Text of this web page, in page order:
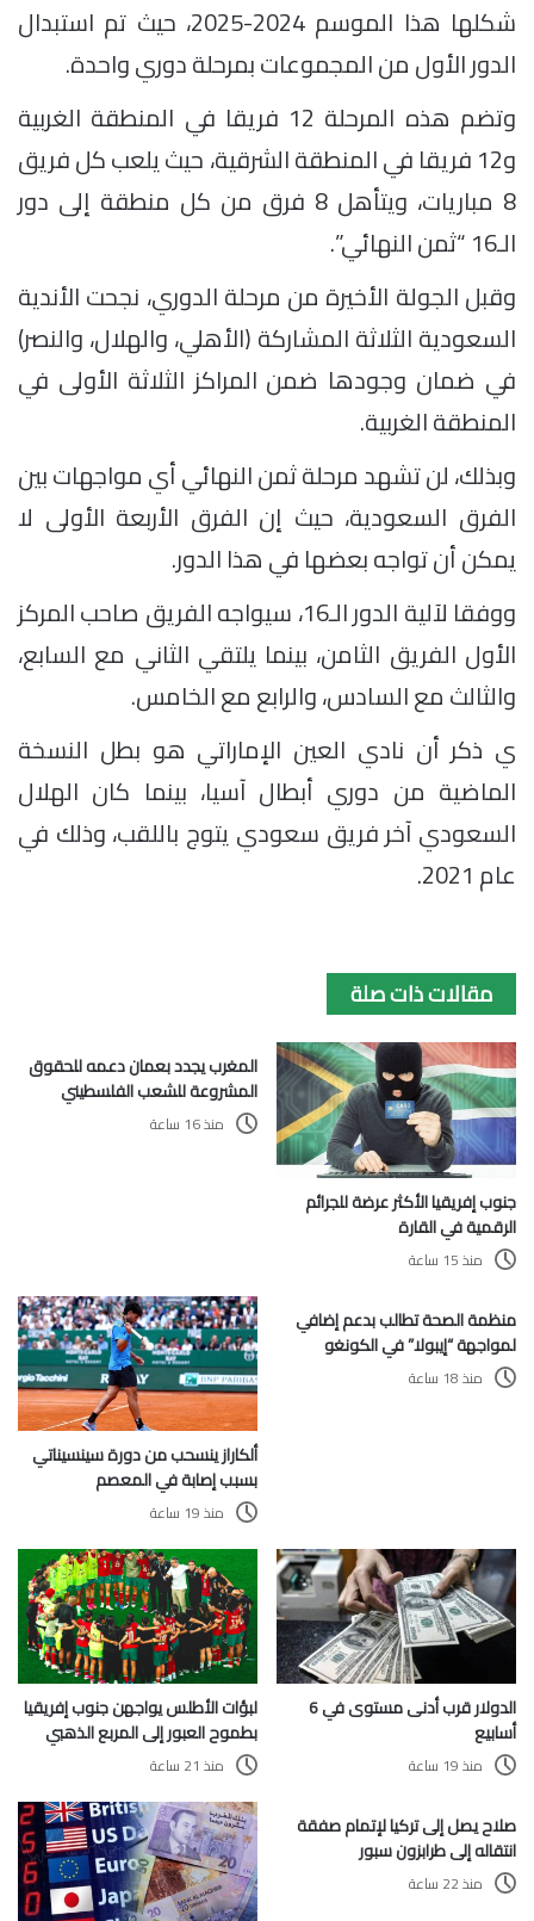
شكلها هذا الموسم 2024-2025، حيث تم استبدال
الدور الأول من المجموعات بمرحلة دوري واحدة.
وتضم هذه المرحلة 12 فريقا في المنطقة الغربية
و12 فريقا في المنطقة الشرقية، حيث يلعب كل فريق
8 مباريات، ويتأهل 8 فرق من كل منطقة إلى دور
الـ16 “ثمن النهائي”.
وقبل الجولة الأخيرة من مرحلة الدوري، نجحت الأندية
السعودية الثلاثة المشاركة (الأهلي، والهلال، والنصر)
في ضمان وجودها ضمن المراكز الثلاثة الأولى في
المنطقة الغربية.
وبذلك، لن تشهد مرحلة ثمن النهائي أي مواجهات بين
الفرق السعودية، حيث إن الفرق الأربعة الأولى لا
يمكن أن تواجه بعضها في هذا الدور.
ووفقا لآلية الدور الـ16، سيواجه الفريق صاحب المركز
الأول الفريق الثامن، بينما يلتقي الثاني مع السابع،
والثالث مع السادس، والرابع مع الخامس.
ي ذكر أن نادي العين الإماراتي هو بطل النسخة
الماضية من دوري أبطال آسيا، بينما كان الهلال
السعودي آخر فريق سعودي يتوج باللقب، وذلك في
عام 2021.
مقالات ذات صلة
جنوب إفريقيا الأكثر عرضة للجرائم
الرقمية في القارة
منذ 15 ساعة
المغرب يجدد بعمان دعمه للحقوق
المشروعة للشعب الفلسطيني
منذ 16 ساعة
منظمة الصحة تطالب بدعم إضافي
لمواجهة “إيبولا” في الكونغو
منذ 18 ساعة
ألكاراز ينسحب من دورة سينسيناتي
بسبب إصابة في المعصم
منذ 19 ساعة
الدولار قرب أدنى مستوى في 6
أسابيع
منذ 19 ساعة
لبؤات الأطلس يواجهن جنوب إفريقيا
بطموح العبور إلى المربع الذهبي
منذ 21 ساعة
صلاح يصل إلى تركيا لإتمام صفقة
انتقاله إلى طرابزون سبور
منذ 22 ساعة